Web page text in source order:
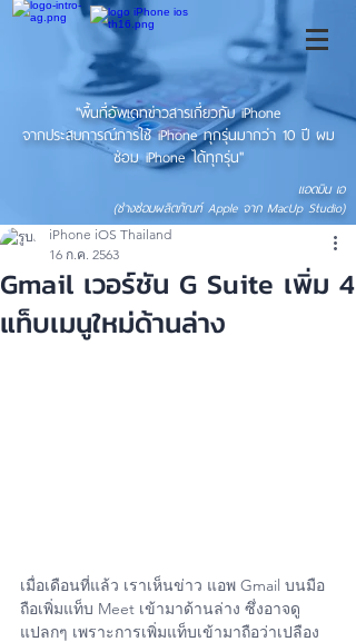
"พื้นที่อัพเดทข่าวสารเกี่ยวกับ iPhone
จากประสบการณ์การใช้ iPhone ทุกรุ่นมากว่า 10 ปี ผม
ซ่อม iPhone ได้ทุกรุ่น"
แอดมิน เอ
(ช่างซ่อมผลิตภัณฑ์ Apple จาก MacUp Studio)
Gmail เวอร์ชัน G Suite เพิ่ม 4
แท็บเมนูใหม่ด้านล่าง
iPhone iOS Thailand
16 ก.ค. 2563
เมื่อเดือนที่แล้ว เราเห็นข่าว แอพ Gmail บนมือ
ถือเพิ่มแท็บ Meet เข้ามาด้านล่าง ซึ่งอาจดู
แปลกๆ เพราะการเพิ่มแท็บเข้ามาถือว่าเปลือง